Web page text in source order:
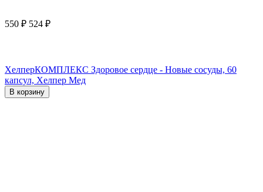
550 ₽ 524 ₽
ХелперКОМПЛЕКС Здоровое сердце - Новые сосуды, 60
капсул, Хелпер Мед
В корзину